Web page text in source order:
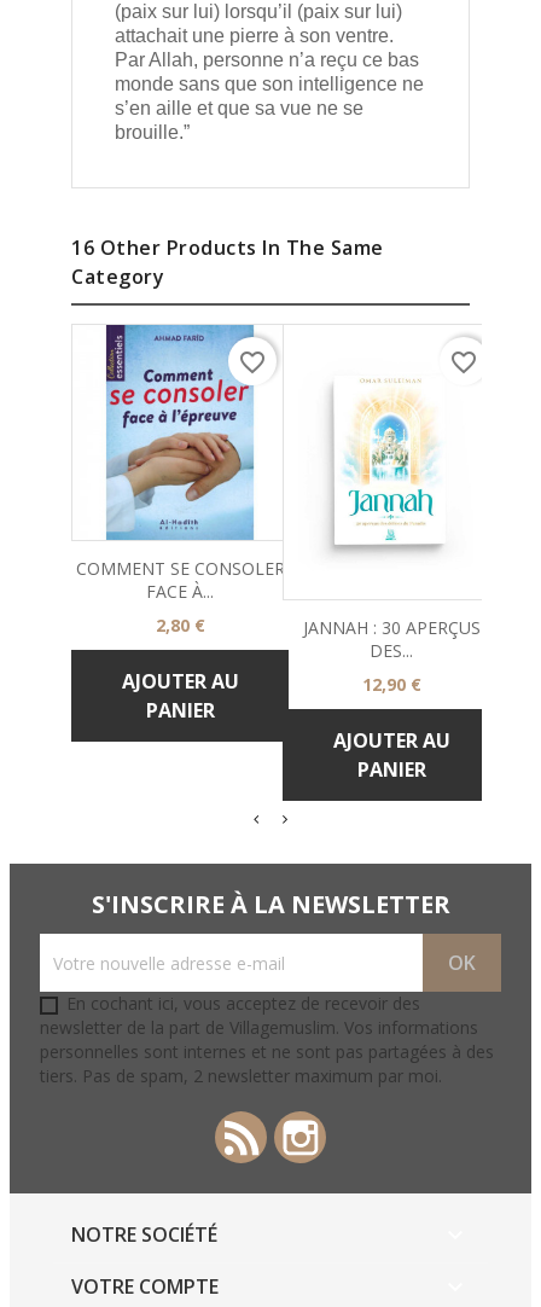
(paix sur lui) lorsqu’il (paix sur lui)
attachait une pierre à son ventre.
Par Allah, personne n’a reçu ce bas
monde sans que son intelligence ne
s’en aille et que sa vue ne se
brouille.”
16 Other Products In The Same
Category
COMMENT SE CONSOLER
FACE À...
Prix
2,80 €
AJOUTER AU
PANIER
favorite_border
JANNAH : 30 APERÇUS
DES...
Prix
12,90 €
AJOUTER AU
PANIER
favorite_border
S'INSCRIRE À LA NEWSLETTER
En cochant ici, vous acceptez de recevoir des
newsletter de la part de Villagemuslim. Vos informations
personnelles sont internes et ne sont pas partagées à des
tiers. Pas de spam, 2 newsletter maximum par moi.
Rss
NOTRE SOCIÉTÉ
VOTRE COMPTE